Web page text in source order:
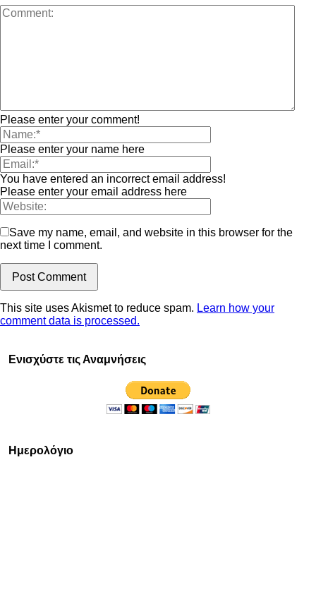
Please enter your comment!
Please enter your name here
You have entered an incorrect email address!
Please enter your email address here
Save my name, email, and website in this browser for the
next time I comment.
This site uses Akismet to reduce spam. Learn how your
comment data is processed.
Ενισχύστε τις Αναμνήσεις
Ημερολόγιο